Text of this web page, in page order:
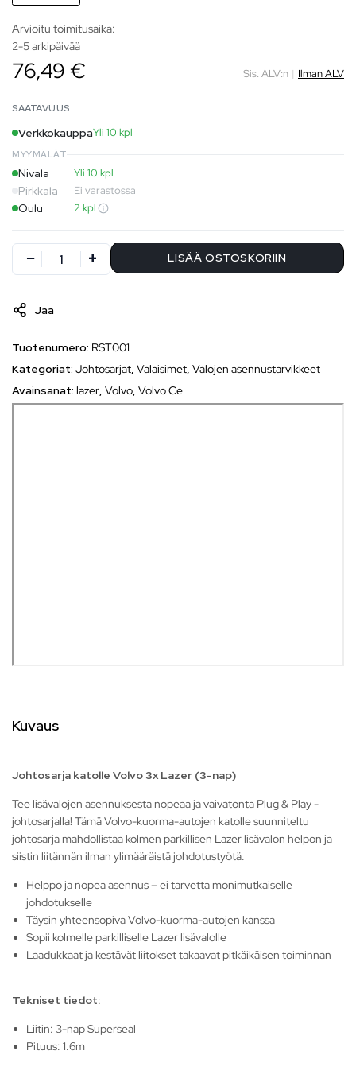
Arvioitu toimitusaika:
2-5 arkipäivää
76,49 € Sis. ALV:n | Ilman ALV
SAATAVUUS
VerkkokauppaYli 10 kpl
MYYMÄLÄT
Nivala Yli 10 kpl
Pirkkala Ei varastossa
Oulu 2 kpl
LISÄÄ OSTOSKORIIN
Jaa
Tuotenumero: RST001
Kategoriat: Johtosarjat, Valaisimet, Valojen asennustarvikkeet
Avainsanat: lazer, Volvo, Volvo Ce
Kuvaus
Johtosarja katolle Volvo 3x Lazer (3-nap)
Tee lisävalojen asennuksesta nopeaa ja vaivatonta Plug & Play -
johtosarjalla! Tämä Volvo-kuorma-autojen katolle suunniteltu
johtosarja mahdollistaa kolmen parkillisen Lazer lisävalon helpon ja
siistin liitännän ilman ylimääräistä johdotustyötä.
Helppo ja nopea asennus – ei tarvetta monimutkaiselle
johdotukselle
Täysin yhteensopiva Volvo-kuorma-autojen kanssa
Sopii kolmelle parkilliselle Lazer lisävalolle
Laadukkaat ja kestävät liitokset takaavat pitkäikäisen toiminnan
Tekniset tiedot:
Liitin: 3-nap Superseal
Pituus: 1.6m